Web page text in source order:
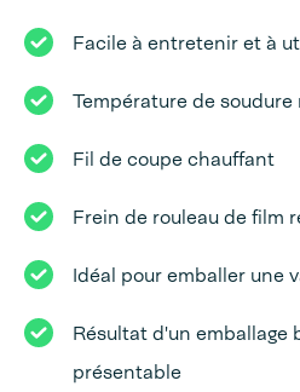
Facile à entretenir et à
Température de soudure
Fil de coupe chauffant
Frein de rouleau de film
Idéal pour emballer une
Résultat d'un emballage
présentable